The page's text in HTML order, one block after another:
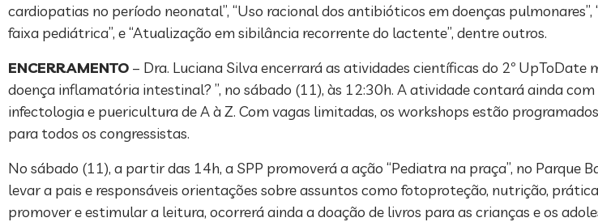
cardiopatias no período neonatal”, “Uso racional dos antibióticos em doenças
faixa pediátrica”, e “Atualização em sibilância recorrente do lactente”, dentre outros.
ENCERRAMENTO – Dra. Luciana Silva encerrará as atividades científicas do 2º UpToDate
doença inflamatória intestinal? ”, no sábado (11), às 12:30h. A atividade contará ainda
infectologia e puericultura de A à Z. Com vagas limitadas, os workshops estão
para todos os congressistas.
No sábado (11), a partir das 14h, a SPP promoverá a ação “Pediatra na praça”, no Parque
levar a pais e responsáveis orientações sobre assuntos como fotoproteção, nutrição,
promover e estimular a leitura, ocorrerá ainda a doação de livros para as crianças e os